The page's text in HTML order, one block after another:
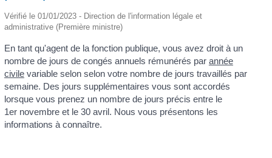
Vérifié le 01/01/2023 - Direction de l'information légale et
administrative (Première ministre)
En tant qu'agent de la fonction publique, vous avez droit à un
nombre de jours de congés annuels rémunérés par année
civilevariable selon selon votre nombre de jours travaillés par
semaine. Des jours supplémentaires vous sont accordés
lorsque vous prenez un nombre de jours précis entre le
1ernovembre et le 30 avril. Nous vous présentons les
informations à connaître.